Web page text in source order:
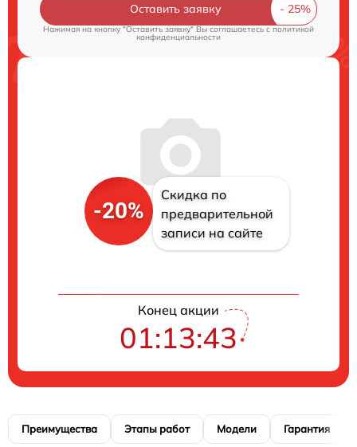
Оставить заявку
Нажимая на кнопку "Оставить заявку" Вы соглашаетесь cполитикой
конфиденциальности
-20%
Скидка по
предварительной
записи на сайте
Конец акции
01:13:42
Преимущества Этапы работ Модели Гарантия